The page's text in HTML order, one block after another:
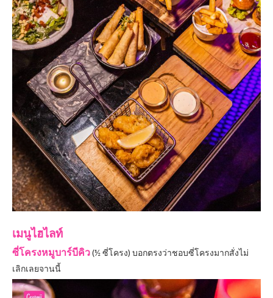
เมนูไฮไลท์
ซี่โครงหมูบาร์บีคิว(½ ซี่โครง) บอกตรงว่าชอบซี่โครงมากสั่งไม่
เลิกเลยจานนี้